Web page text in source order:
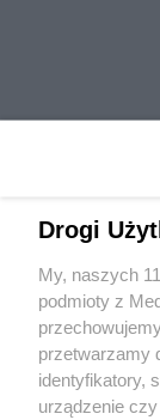
Wydawca
Drogi
My, naszych
podmioty z
przetwarzamy
identyfikatory,
urządzenie